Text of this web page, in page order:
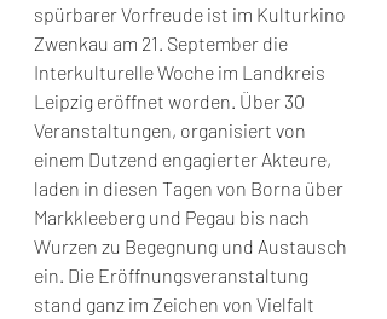
spürbarer Vorfreude ist im Kulturkino
Zwenkau am 21. September die
Interkulturelle Woche im Landkreis
Leipzig eröffnet worden. Über 30
Veranstaltungen, organisiert von
einem Dutzend engagierter Akteure,
laden in diesen Tagen von Borna über
Markkleeberg und Pegau bis nach
Wurzen zu Begegnung und Austausch
ein. Die Eröffnungsveranstaltung
stand ganz im Zeichen von Vielfalt